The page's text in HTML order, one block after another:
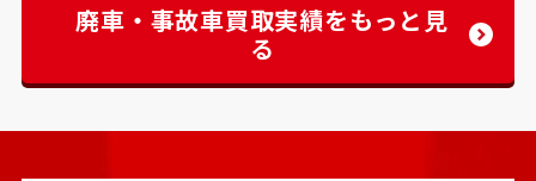
廃車・事故車買取実績をもっと見
る